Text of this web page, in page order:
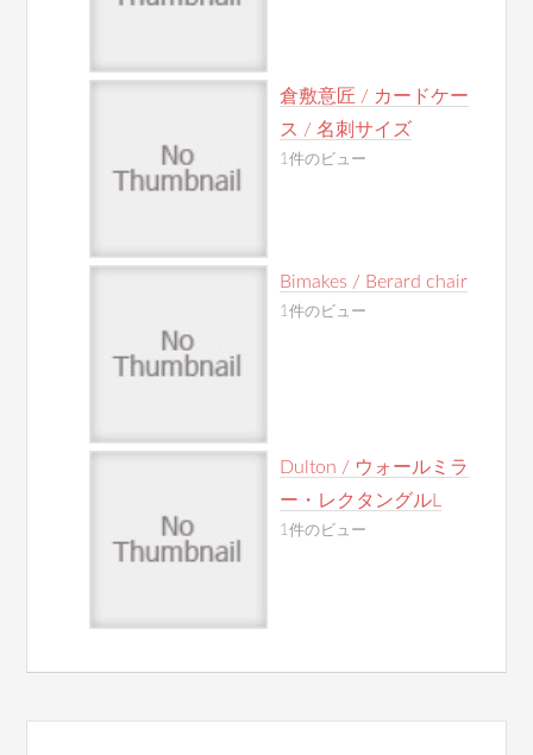
倉敷意匠 / カードケー
ス / 名刺サイズ
1件のビュー
Bimakes / Berard chair
1件のビュー
Dulton / ウォールミラ
ー・レクタングルL
1件のビュー